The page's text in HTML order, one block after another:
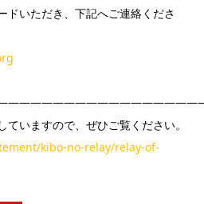
ドいただき、下記へご連絡くださ
いますので、ぜひご覧ください。
kibo-no-relay/relay-of-